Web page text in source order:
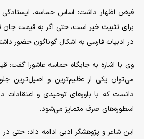
فیض اظهار داشت: اساس حماسه، ایستادگی
برای تثبیت خیر است، حتی اگر به قیمت جان
در ادبیات فارسی به اشکال گوناگون حضور
وی با اشاره به جایگاه حماسه عاشورا گفت:
می‌توان یکی از عظیم‌ترین و اصیل‌ترین
دانست که با باور‌های توحیدی و اعتقادات
اسطوره‌های صرف متمایز می‌شود.
این شاعر و پژوهشگر ادبی ادامه داد: حتی در